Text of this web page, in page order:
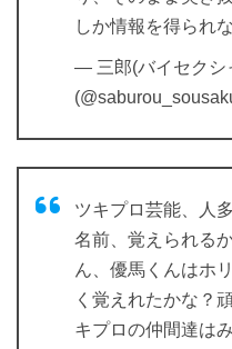
しか情報を得られ
— 三郎(バイセクシ
ツキプロ芸能、人
名前、覚えられる
ん、優馬くんはホ
く覚えれたかな？
キプロの仲間達は